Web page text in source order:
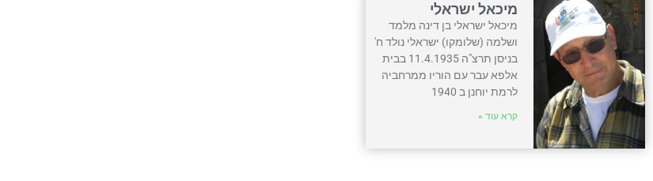
מיכאל ישראלי
מיכאל ישראלי בן דינה מלמד
ושלמה (שלומקו) ישראלי נולד ח'
בניסן תרצ"ה 11.4.1935 בבית
אלפא עבר עם הוריו ממרחביה
לרמת יוחנן ב 1940
קרא עוד »